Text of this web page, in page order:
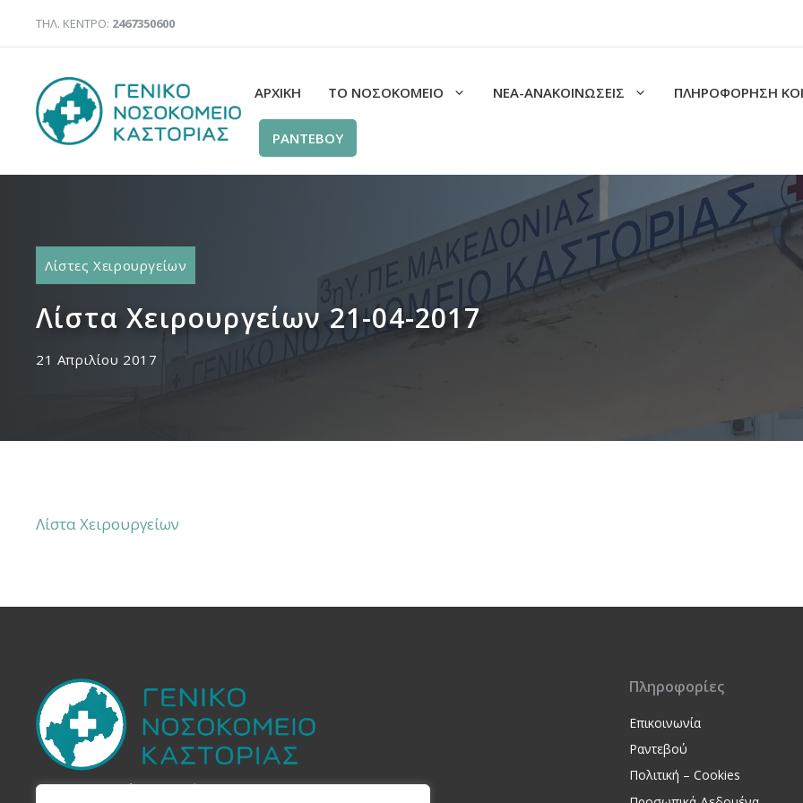
ΤΗΛ. ΚΕΝΤΡΟ: 2467350600
ΑΡΧΙΚΉ ΤΟ ΝΟΣΟΚΟΜΕΙΟ ΝΕΑ-ΑΝΑΚΟΙΝΩΣΕΙΣ ΠΛΗΡΟΦΟΡΗΣΗ
ΡΑΝΤΕΒΟΥ
Λίστες Χειρουργείων
Λίστα Χειρουργείων 21-04-2017
21 Απριλίου 2017
Λίστα Χειρουργείων
Στην Yπηρεσία τουΠολίτη
Πληροφορίες
Επικοινωνία
Ραντεβού
Πολιτική – Cookies